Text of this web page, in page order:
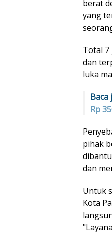
berat
yang
Total 7
dan
luka
Baca
Rp
pihak
dan
Untuk
Kota